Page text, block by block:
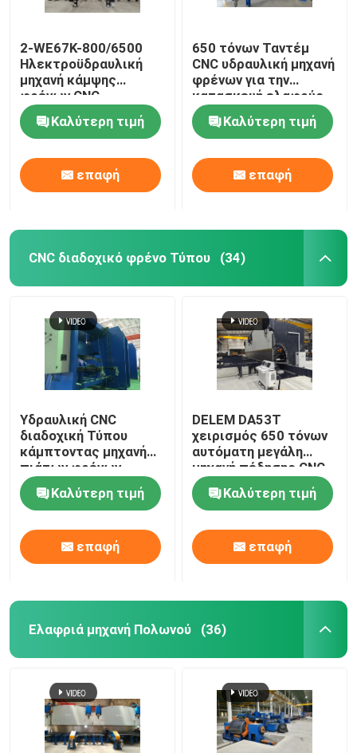
υδραυλική κουρεύοντας μηχανή
Ατσαλοβολή Machine
Laser Cutting Machine
Πολωνός που ισιώνει τη μηχανή
Σπείρα χάλυβα που σκίζει τη γραμμή
Ρομποτική μηχανή συγκόλλησης
καυτή εμβύθιση που γαλβανίζει τον εξοπλισμό
2-WE67K-800/6500
Ηλεκτροϋδραυλική
μηχανή κάμψης
φρένων CNC
Καλύτερη τιμή
επαφή
650 τόνων Ταντέμ
CNC υδραυλική μηχανή
φρένων για την
κατασκευή ελαφρύς
στύλου και υψηλού
μαστούΚαλύτερη τιμή
επαφή
CNC διαδοχικό φρένο Τύπου (34)
Υδραυλική CNC
διαδοχική Τύπου
κάμπτοντας μηχανή
πιάτων φρένων
βαρέων καθηκόντων
2-400T/7000mm
Καλύτερη τιμή
επαφή
DELEM DA53T
χειρισμός 650 τόνων
αυτόματη μεγάλη
μηχανή πέδησης CNC
Καλύτερη τιμή
επαφή
Ελαφριά μηχανή Πολωνού (36)